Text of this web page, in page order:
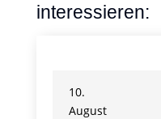
interessieren:
10.
August